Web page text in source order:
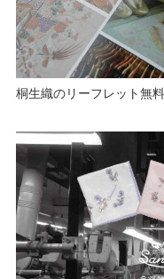
桐生織のリーフレット無料